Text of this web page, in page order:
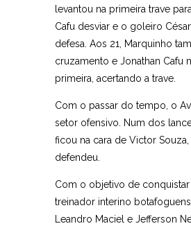
levantou na primeira trave
Cafu desviar e o goleiro
defesa. Aos 21, Marquinho
cruzamento e Jonathan Cafu
primeira, acertando a trave.
Com o passar do tempo, o
setor ofensivo. Num dos
ficou na cara de Victor
defendeu.
Com o objetivo de conquistar
treinador interino
Leandro Maciel e Jefferson